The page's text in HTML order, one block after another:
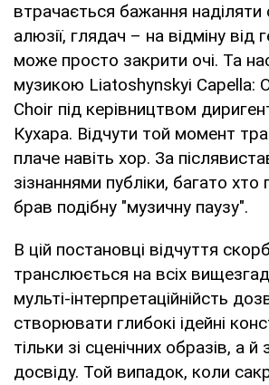
втрачається бажання наділяти
алюзії, глядач – на відміну від
може просто закрити очі. Та
музикою Liatoshynskyi Capella:
Choir під керівництвом
Кухара. Відчути той момент
плаче навіть хор. За
зізнаннями публіки, багато хто
брав подібну "музичну паузу".
В цій постановці відчуття
транслюється на всіх
мульті-інтерпретаційнійсть
створювати глибокі ідейні
тільки зі сценічних образів, а
досвіду. Той випадок, коли